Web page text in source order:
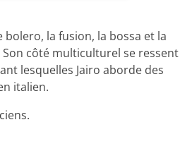
la fusion, la bossa et la
côté multiculturel se ressent
lesquelles Jairo aborde des
italien.